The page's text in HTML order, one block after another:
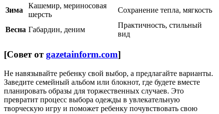
Зима
Кашемир, мериносовая
шерсть
Сохранение тепла, мягкость
Весна Габардин, деним
Практичность, стильный
вид
[Совет отgazetainform.com]
Не навязывайте ребенку свой выбор, а предлагайте варианты.
Заведите семейный альбом или блокнот, где будете вместе
планировать образы для торжественных случаев. Это
превратит процесс выбора одежды в увлекательную
творческую игру и поможет ребенку почувствовать свою